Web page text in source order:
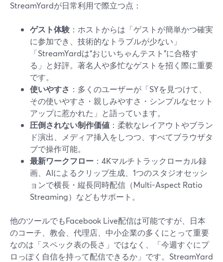
StreamYardが日常利用で際立つ点：
ゲスト体験 ：ホストからは「ゲストが簡単かつ確実
に参加でき、技術的なトラブルが少ない」
「StreamYardは“おじいちゃんテスト”に合格す
る」と好評。著名人や多忙なゲストを招く際に重要
です。
使いやすさ ：多くのユーザーが「SYを見つけて、
その使いやすさ・親しみやすさ・シンプルなセット
アップに惹かれた」と語っています。
圧倒されない制作価値 ：柔軟なレイアウトやブラン
ド演出、メディア挿入をしつつ、すべてブラウザタ
ブで操作可能。
最新ワークフロー ：4Kマルチトラックローカル録
画、AIによるクリップ生成、1つのスタジオセッシ
ョンで横長・縦長同時配信（Multi-Aspect Ratio
Streaming）などもサポート。
他のツールでもFacebook Live配信は可能ですが、日本
のコーチ、教会、代理店、中小企業の多くにとって重要
なのは「スペック表の長さ」ではなく、「今週すぐにプ
ロっぽく自信を持って配信できるか」です。StreamYard